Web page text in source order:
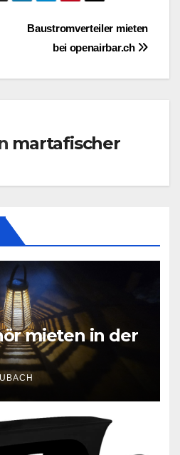
Baustromverteiler mieten
bei openairbar.ch
martafischer
mieten in der